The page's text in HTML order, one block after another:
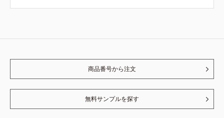
商品番号から注文
無料サンプルを探す